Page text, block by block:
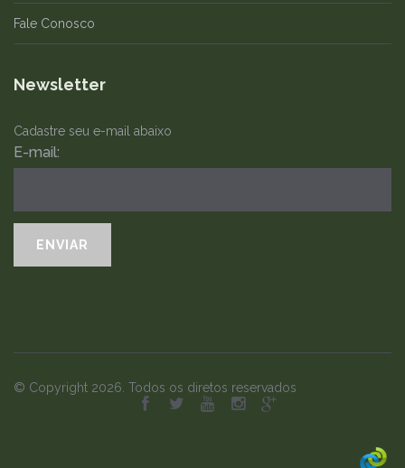
Fale Conosco
Newsletter
Cadastre seu e-mail abaixo
E-mail:
© Copyright 2026. Todos os diretos reservados